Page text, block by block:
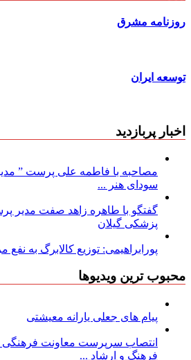
روزنامه مشرق
توسعه ایران
اخبار پربازدید
مصاحبه با فاطمه علی پرست ”
سودای هنر ...
گفتگو با طاهره زاهد صفت مدیر
پزشکی گیلان
پورابراهیمی: توزیع کالابرگ به
محبوب ترین ویدیوها
پیام های جعلی یارانه معیشتی
انتصاب سرپرست معاونت فرهنگی
فرهنگ و ارشاد ...